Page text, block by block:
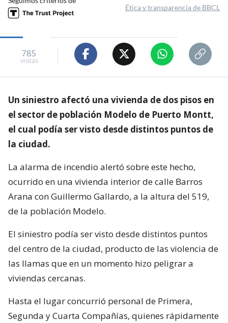
Ética y transparencia de BBCL
785
visitas
Un siniestro afectó una vivienda de dos pisos en
el sector de población Modelo de Puerto Montt,
el cual podía ser visto desde distintos puntos de
la ciudad.
La alarma de incendio alertó sobre este hecho,
ocurrido en una vivienda interior de calle Barros
Arana con Guillermo Gallardo, a la altura del 519,
de la población Modelo.
El siniestro podía ser visto desde distintos puntos
del centro de la ciudad, producto de las violencia de
las llamas que en un momento hizo peligrar a
viviendas cercanas.
Hasta el lugar concurrió personal de Primera,
Segunda y Cuarta Compañías, quienes rápidamente